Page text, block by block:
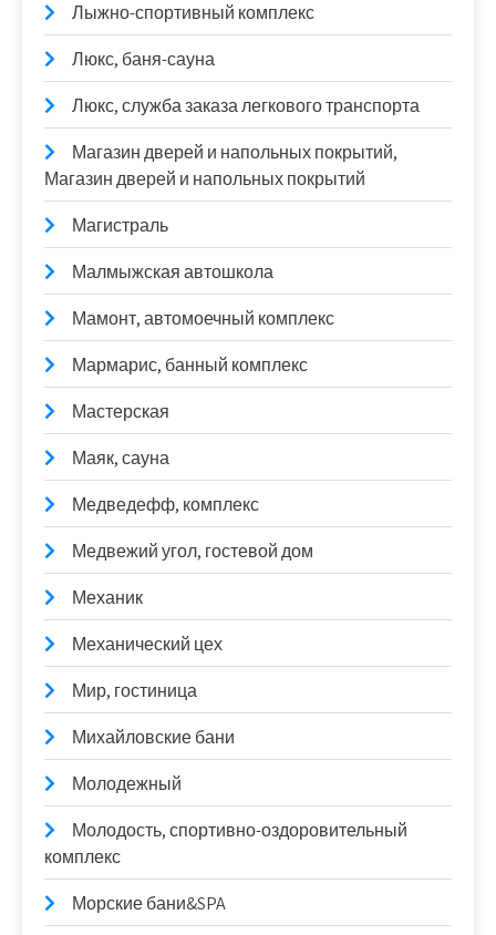
Лыжно-спортивный комплекс
Люкс, баня-сауна
Люкс, служба заказа легкового транспорта
Магазин дверей и напольных покрытий,
Магазин дверей и напольных покрытий
Магистраль
Малмыжская автошкола
Мамонт, автомоечный комплекс
Мармарис, банный комплекс
Мастерская
Маяк, сауна
Медведефф, комплекс
Медвежий угол, гостевой дом
Механик
Механический цех
Мир, гостиница
Михайловские бани
Молодежный
Молодость, спортивно-оздоровительный
комплекс
Морские бани&SPA